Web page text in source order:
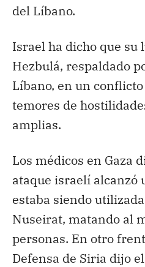
del Líbano.
Israel ha dicho que su
Hezbulá, respaldado
Líbano, en un
temores de
amplias.
Los médicos en Gaza
ataque israelí alcanzó
estaba siendo
Nuseirat, matando al
personas. En otro
Defensa de Siria dijo